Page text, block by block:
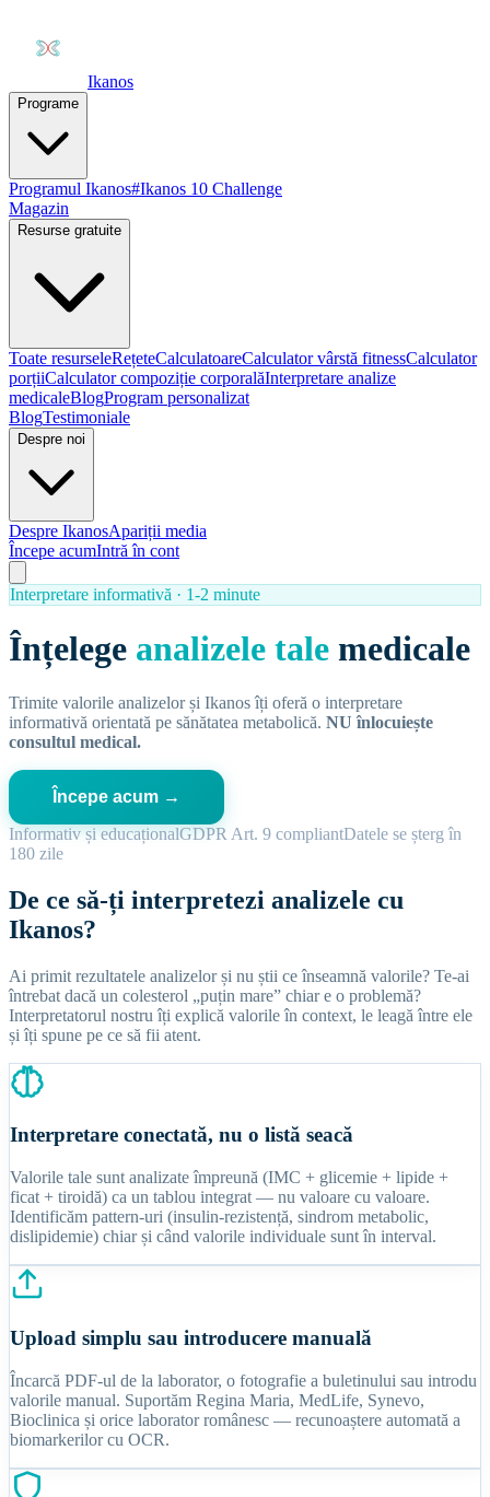
Ikanos
Programe
Programul Ikanos#Ikanos 10 Challenge
Magazin
Resurse gratuite
Toate resurseleRețeteCalculatoareCalculator vârstă fitnessCalculator
porțiiCalculator compoziție corporalăInterpretare analize
medicaleBlogProgram personalizat
BlogTestimoniale
Despre noi
Despre IkanosApariții media
Începe acumIntră în cont
Interpretare informativă · 1-2 minute
Înțelege analizele tale medicale
Trimite valorile analizelor și Ikanos îți oferă o interpretare
informativă orientată pe sănătatea metabolică. NU înlocuiește
consultul medical.
Începe acum →
Informativ și educaționalGDPR Art. 9 compliantDatele se șterg în
180 zile
De ce să-ți interpretezi analizele cu
Ikanos?
Ai primit rezultatele analizelor și nu știi ce înseamnă valorile? Te-ai
întrebat dacă un colesterol „puțin mare” chiar e o problemă?
Interpretatorul nostru îți explică valorile în context, le leagă între ele
și îți spune pe ce să fii atent.
Interpretare conectată, nu o listă seacă
Valorile tale sunt analizate împreună (IMC + glicemie + lipide +
ficat + tiroidă) ca un tablou integrat — nu valoare cu valoare.
Identificăm pattern-uri (insulin-rezistență, sindrom metabolic,
dislipidemie) chiar și când valorile individuale sunt în interval.
Upload simplu sau introducere manuală
Încarcă PDF-ul de la laborator, o fotografie a buletinului sau introdu
valorile manual. Suportăm Regina Maria, MedLife, Synevo,
Bioclinica și orice laborator românesc — recunoaștere automată a
biomarkerilor cu OCR.